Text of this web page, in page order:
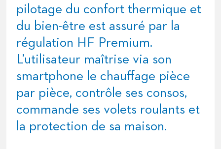
pilotage du confort thermique et
du bien-être est assuré par la
régulation HF Premium.
L’utilisateur maîtrise via son
smartphone le chauffage pièce
par pièce, contrôle ses consos,
commande ses volets roulants et
la protection de sa maison.